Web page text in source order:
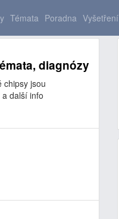
Témata Poradna Vyšetření
diagnózy
chipsy jsou
další info